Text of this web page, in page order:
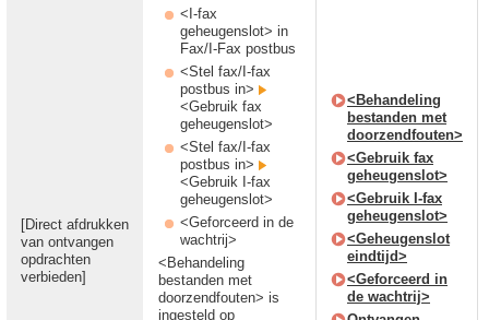
[Direct afdrukken
van ontvangen
opdrachten
verbieden]
<I-fax
geheugenslot> in
Fax/I-Fax postbus
<Stel fax/I-fax
postbus in>
<Gebruik fax
geheugenslot>
<Stel fax/I-fax
postbus in>
<Gebruik I-fax
geheugenslot>
<Geforceerd in de
wachtrij>
<Behandeling
bestanden met
doorzendfouten> is
ingesteld op
<Behandeling
bestanden met
doorzendfouten>
<Gebruik fax
geheugenslot>
<Gebruik I-fax
geheugenslot>
<Geheugenslot
eindtijd>
<Geforceerd in
de wachtrij>